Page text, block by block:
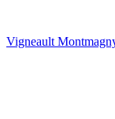
Vigneault